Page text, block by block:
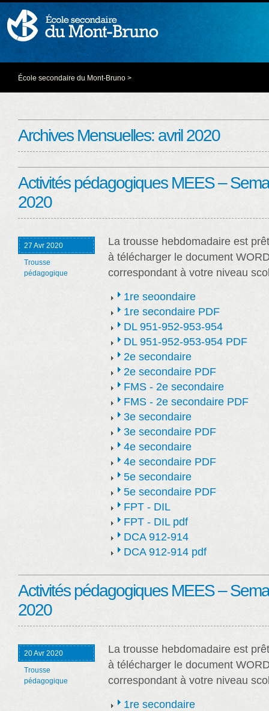
École secondaire du Mont-Bruno >
Archives Mensuelles: avril 2020
Activités pédagogiques MEES –
2020
27 Avr 2020
Trousse
pédagogique
La trousse hebdomadaire est
à télécharger le document
correspondant à votre niveau
1re seoondaire
1re secondaire PDF
DL 951-952-953-954
DL 951-952-953-954 PDF
2e secondaire
2e secondaire PDF
FMS - 2e secondaire
FMS - 2e secondaire PDF
3e secondaire
3e secondaire PDF
4e secondaire
4e secondaire PDF
5e secondaire
5e secondaire PDF
FPT - DIL
FPT - DIL pdf
DCA 912-914
DCA 912-914 pdf
Activités pédagogiques MEES –
2020
20 Avr 2020
Trousse
pédagogique
La trousse hebdomadaire est
à télécharger le document
correspondant à votre niveau
1re secondaire